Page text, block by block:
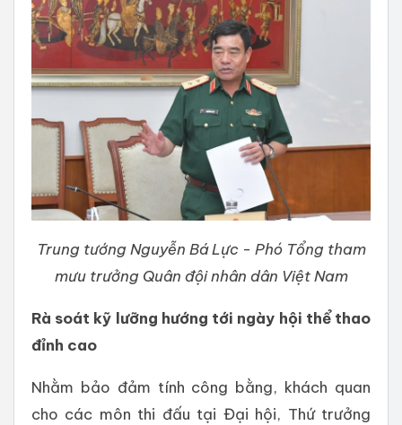
Trung tướng Nguyễn Bá Lực - Phó Tổng tham
mưu trưởng Quân đội nhân dân Việt Nam
Rà soát kỹ lưỡng hướng tới ngày hội thể thao
đỉnh cao
Nhằm bảo đảm tính công bằng, khách quan
cho các môn thi đấu tại Đại hội, Thứ trưởng